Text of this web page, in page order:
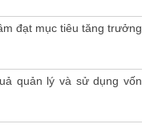
đạt mục tiêu tăng trưởng
quản lý và sử dụng vốn